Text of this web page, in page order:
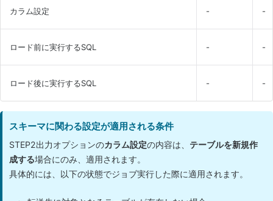
カラム設定 - -
ロード前に実行するSQL - -
ロード後に実行するSQL - -
スキーマに関わる設定が適用される条件
STEP2出力オプションのカラム設定の内容は、 テーブルを新規作
成する場合にのみ、適用されます。
具体的には、以下の状態でジョブ実行した際に適用されます。